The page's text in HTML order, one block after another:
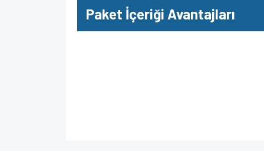
Paket İçeriği Avantajları